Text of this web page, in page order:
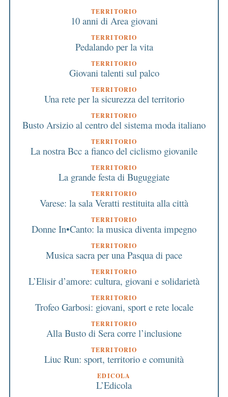
TERRITORIO
10 anni di Area giovani
TERRITORIO
Pedalando per la vita
TERRITORIO
Giovani talenti sul palco
TERRITORIO
Una rete per la sicurezza del territorio
TERRITORIO
Busto Arsizio al centro del sistema moda italiano
TERRITORIO
La nostra Bcc a fianco del ciclismo giovanile
TERRITORIO
La grande festa di Buguggiate
TERRITORIO
Varese: la sala Veratti restituita alla città
TERRITORIO
Donne In•Canto: la musica diventa impegno
TERRITORIO
Musica sacra per una Pasqua di pace
TERRITORIO
L’Elisir d’amore: cultura, giovani e solidarietà
TERRITORIO
Trofeo Garbosi: giovani, sport e rete locale
TERRITORIO
Alla Busto di Sera corre l’inclusione
TERRITORIO
Liuc Run: sport, territorio e comunità
EDICOLA
L’Edicola